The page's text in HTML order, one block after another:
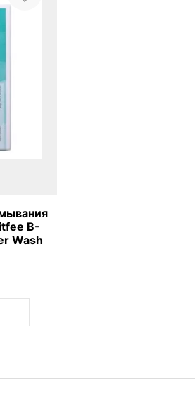
B-
Wash